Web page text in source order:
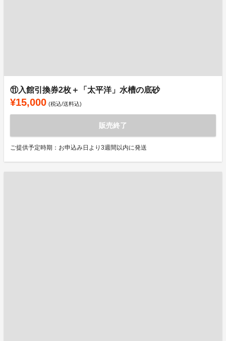
⑪入館引換券2枚＋「太平洋」水槽の底砂
¥15,000 (税込/送料込)
販売終了
ご提供予定時期：お申込み日より3週間以内に発送